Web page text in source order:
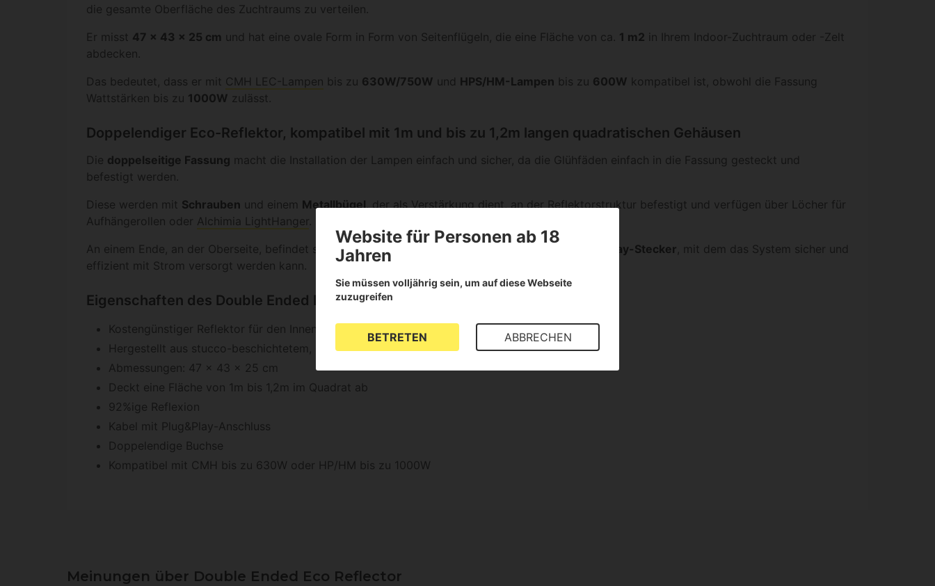
die gesamte Oberfläche des Zuchtraums zu verteilen.
Er misst 47 x 43 x 25 cm und hat eine ovale Form in Form von Seitenflügeln, die eine Fläche von ca. 1 m2 in Ihrem Indoor-Zuchtraum oder -Zelt
abdecken.
Das bedeutet, dass er mit CMH LEC-Lampen bis zu 630W/750W und HPS/HM-Lampen bis zu 600W kompatibel ist, obwohl die Fassung
Wattstärken bis zu 1000W zulässt.
Doppelendiger Eco-Reflektor, kompatibel mit 1m und bis zu 1,2m langen quadratischen Gehäusen
Die doppelseitige Fassung macht die Installation der Lampen einfach und sicher, da die Glühfäden einfach in die Fassung gesteckt und
befestigt werden.
Diese werden mit Schrauben und einem Metallbügel , der als Verstärkung dient, an der Reflektorstruktur befestigt und verfügen über Löcher für
Aufhängerollen oder Alchimia LightHanger
An einem Ende, an der Oberseite, befindet sich dasAnschlusskabel Plug&Play-Stecker , mit dem das System sicher und
effizient mit Strom versorgt werden kann.
Eigenschaften des Double Ended Eco Reflektors:
Kostengünstiger Reflektor für den Innenanbau
Hergestellt aus stucco-beschichtetem, gespanntem Aluminium
Abmessungen: 47 x 43 x 25 cm
Deckt eine Fläche von 1m bis 1,2m im Quadrat ab
92%ige Reflexion
Kabel mit Plug&Play-Anschluss
Doppelendige Buchse
Kompatibel mit CMH bis zu 630W oder HP/HM bis zu 1000W
Meinungen über Double Ended Eco Reflector
Website für Personen ab 18
Jahren
Sie müssen volljährig sein, um auf diese Webseite
zuzugreifen
BETRETEN ABBRECHEN